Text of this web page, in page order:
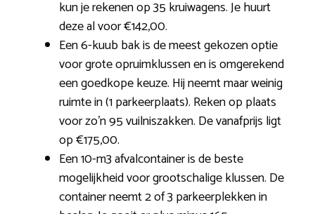
kun je rekenen op 35 kruiwagens. Je huurt
deze al voor €142,00.
Een 6-kuub bak is de meest gekozen optie
voor grote opruimklussen en is omgerekend
een goedkope keuze. Hij neemt maar weinig
ruimte in (1 parkeerplaats). Reken op plaats
voor zo’n 95 vuilniszakken. De vanafprijs ligt
op €175,00.
Een 10-m3 afvalcontainer is de beste
mogelijkheid voor grootschalige klussen. De
container neemt 2 of 3 parkeerplekken in